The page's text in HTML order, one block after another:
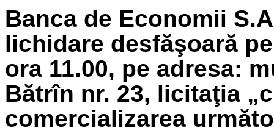
Banca de Economii
lichidare desfăşoară
ora 11.00, pe adresa:
Bătrîn nr. 23, licitaţia
comercializarea